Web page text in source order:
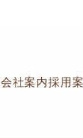
会社案内採用